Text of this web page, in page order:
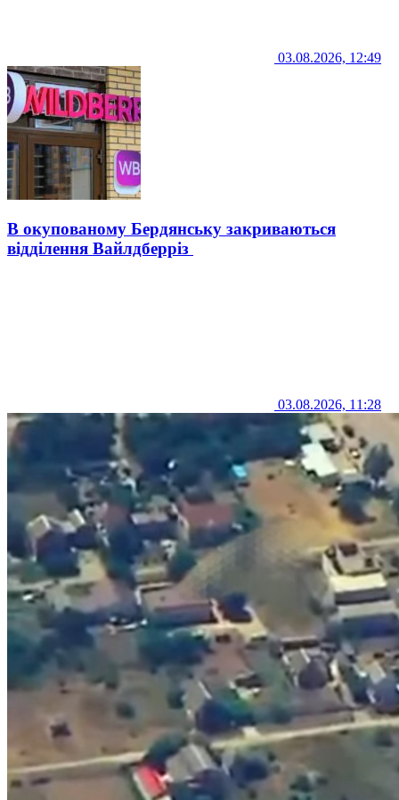
03.08.2026, 12:49
В окупованому Бердянську закриваються
відділення Вайлдберріз
03.08.2026, 11:28